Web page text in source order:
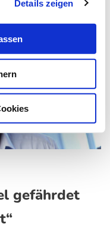
Details zeigen
gefährdet